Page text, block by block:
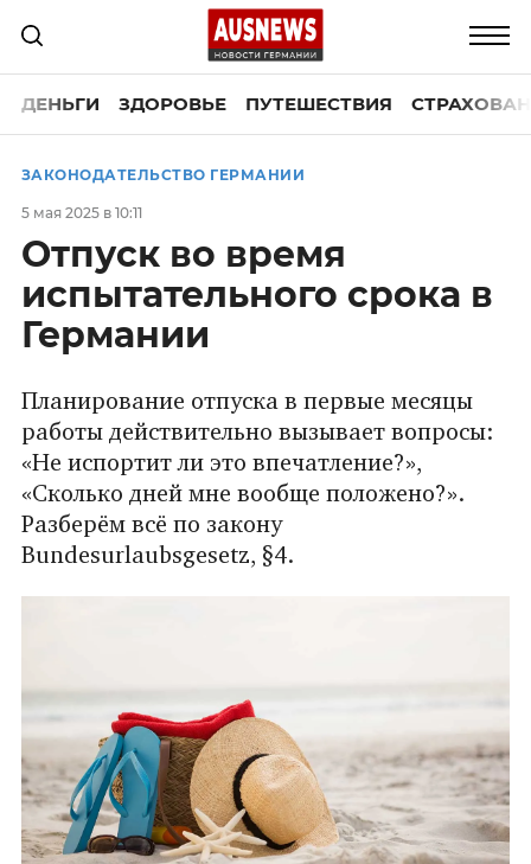
ДЕНЬГИ ЗДОРОВЬЕ ПУТЕШЕСТВИЯ
ЗАКОНОДАТЕЛЬСТВО ГЕРМАНИИ
5 мая 2025 в 10:11
Отпуск во время
испытательного срока в
Германии
Планирование отпуска в первые месяцы
работы действительно вызывает вопросы:
«Не испортит ли это впечатление?»,
«Сколько дней мне вообще положено?».
Разберём всё по закону
Bundesurlaubsgesetz, §4.